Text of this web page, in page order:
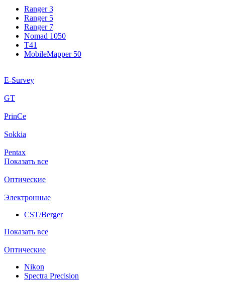
Ranger 3
Ranger 5
Ranger 7
Nomad 1050
T41
MobileMapper 50
E-Survey
GT
PrinCe
Sokkia
Pentax
Показать все
Оптические
Электронные
CST/Berger
Показать все
Оптические
Nikon
Spectra Precision